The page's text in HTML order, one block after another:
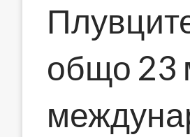
общо 23